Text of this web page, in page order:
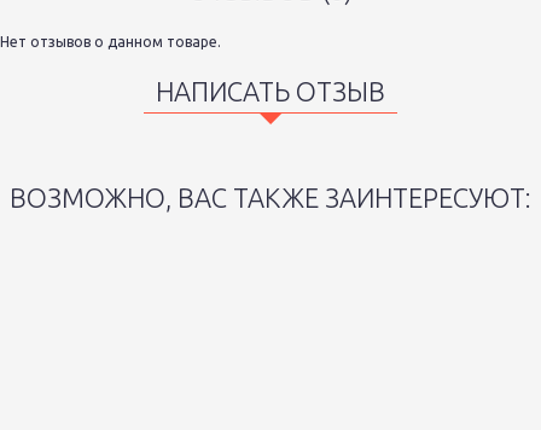
Нет отзывов о данном товаре.
НАПИСАТЬ ОТЗЫВ
ВОЗМОЖНО, ВАС ТАКЖЕ ЗАИНТЕРЕСУЮТ: